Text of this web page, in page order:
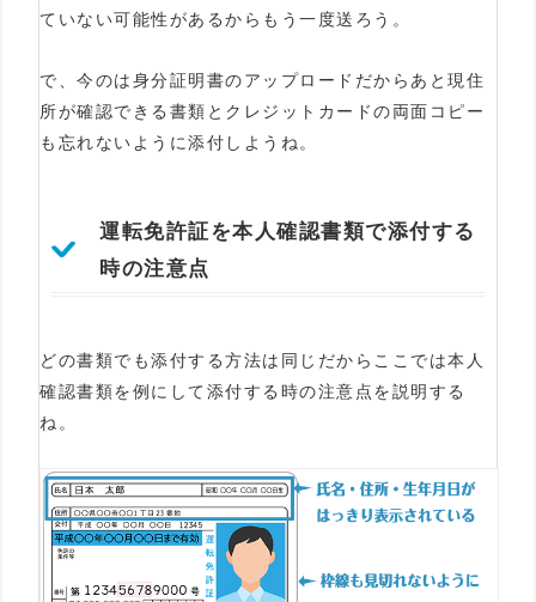
ていない可能性があるからもう一度送ろう。
で、今のは身分証明書のアップロードだからあと現住
所が確認できる書類とクレジットカードの両面コピー
も忘れないように添付しようね。
運転免許証を本人確認書類で添付する
時の注意点
どの書類でも添付する方法は同じだからここでは本人
確認書類を例にして添付する時の注意点を説明する
ね。